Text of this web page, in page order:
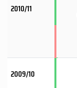
2010/11
2009/10